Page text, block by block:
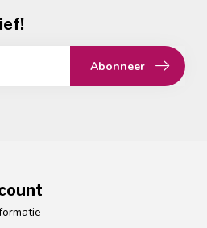
Abonneer